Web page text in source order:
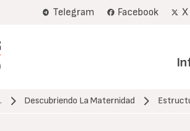
Telegram Facebook
Descubriendo La Maternidad